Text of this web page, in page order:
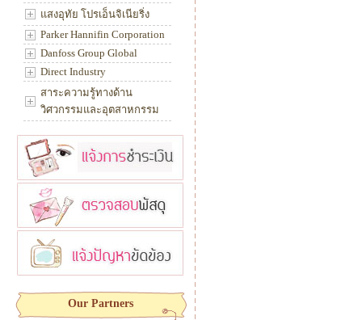
แสงอุทัย โปรเอ็นจิเนียริ่ง
Parker Hannifin Corporation
Danfoss Group Global
Direct Industry
สาระความรู้ทางด้าน
วิศวกรรมและอุตสาหกรรม
Our Partners